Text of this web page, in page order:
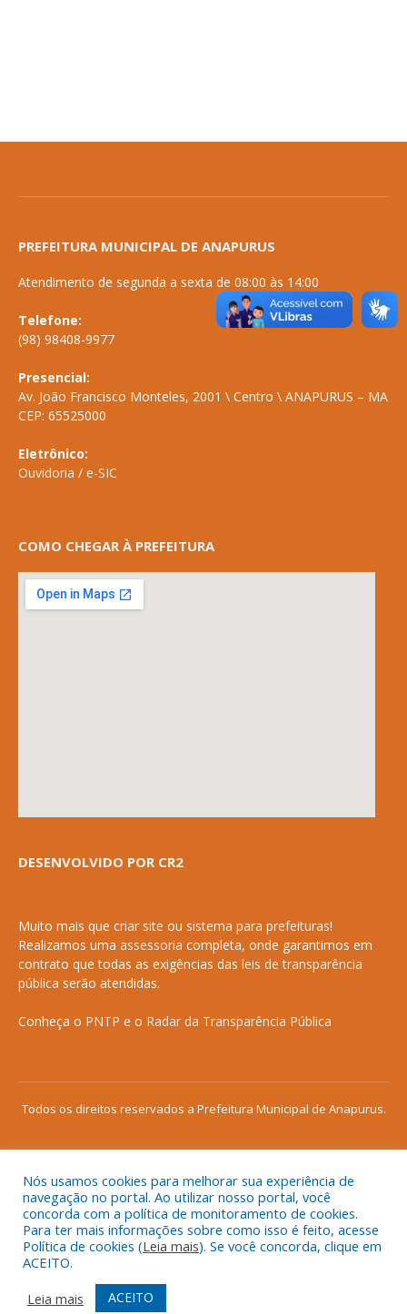
PREFEITURA MUNICIPAL DE ANAPURUS
Atendimento de segunda a sexta de 08:00 às 14:00
Telefone:
(98) 98408-9977
Presencial:
Av. João Francisco Monteles, 2001 \ Centro \ ANAPURUS – MA
CEP: 65525000
Eletrônico:
Ouvidoria / e-SIC
COMO CHEGAR À PREFEITURA
DESENVOLVIDO POR CR2
Muito mais que criar site ou sistema para prefeituras!
Realizamos uma assessoria completa, onde garantimos em
contrato que todas as exigências das leis de transparência
pública serão atendidas.
Conheça o PNTP e o Radar da Transparência Pública
Todos os direitos reservados a Prefeitura Municipal de Anapurus.
Mapa do Site
Acessar Área Administrativa
Acessar o Webmail
Nós usamos cookies para melhorar sua experiência de
navegação no portal. Ao utilizar nosso portal, você
concorda com a política de monitoramento de cookies.
Para ter mais informações sobre como isso é feito, acesse
Política de cookies (Leia mais). Se você concorda, clique em
ACEITO.
Leia mais
ACEITO